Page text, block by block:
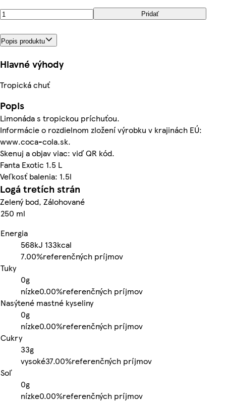
Pridať
Popis produktu
Hlavné výhody
Tropická chuť
Popis
Limonáda s tropickou príchuťou.
Informácie o rozdielnom zložení výrobku v krajinách EÚ:
www.coca-cola.sk.
Skenuj a objav viac: viď QR kód.
Fanta Exotic 1.5 L
Veľkosť balenia: 1.5l
Logá tretích strán
Zelený bod, Zálohované
250 ml
Energia
568kJ 133kcal
7.00%referenčných príjmov
Tuky
0g
nízke0.00%referenčných príjmov
Nasýtené mastné kyseliny
0g
nízke0.00%referenčných príjmov
Cukry
33g
vysoké37.00%referenčných príjmov
Soľ
0g
nízke0.00%referenčných príjmov